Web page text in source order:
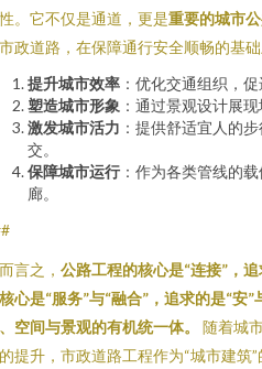
。它不仅是通道，更是重要的城市
政道路，在保障通行安全顺畅的基础
提升城市效率 ：优化交通组织，促
塑造城市形象 ：通过景观设计展
激发城市活力 ：提供舒适宜人的
交。
保障城市运行 ：作为各类管线的
廊。
言之， 公路工程的核心是“连接”，
心是“服务”与“融合”，追求的是“安
空间与景观的有机统一体。
随着城
提升，市政道路工程作为“城市建筑